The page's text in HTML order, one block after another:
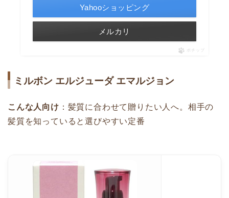
Yahooショッピング
メルカリ
ポチップ
ミルボン エルジューダ エマルジョン
こんな人向け ：髪質に合わせて贈りたい人へ。相手の
髪質を知っていると選びやすい定番